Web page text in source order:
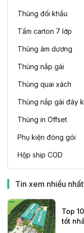
Thùng đối khẩu
Tấm carton 7 lớp
Thùng âm dương
Thùng nắp gài
Thùng quai xách
Thùng nắp gài đáy
Thùng in Offset
Phụ kiện đóng gói
Hộp ship COD
Tin xem nhiều nhất
Top
tốt